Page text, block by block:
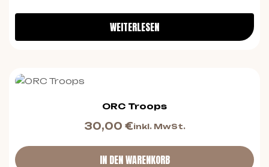
WEITERLESEN
ORC Troops
30,00 €inkl. MwSt.
IN DEN WARENKORB